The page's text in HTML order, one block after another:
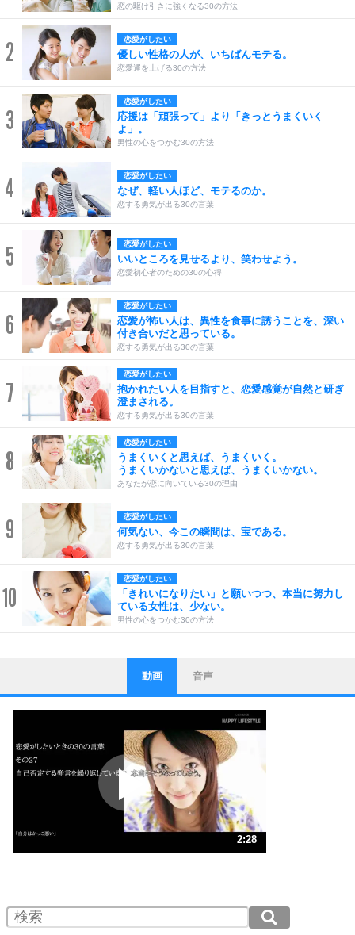
恋の駆け引きに強くなる30の方法
2 恋愛がしたい
優しい性格の人が、いちばんモテる。
恋愛運を上げる30の方法
3
恋愛がしたい
応援は「頑張って」より「きっとうまくいく
よ」。
男性の心をつかむ30の方法
4 恋愛がしたい
なぜ、軽い人ほど、モテるのか。
恋する勇気が出る30の言葉
5 恋愛がしたい
いいところを見せるより、笑わせよう。
恋愛初心者のための30の心得
6
恋愛がしたい
恋愛が怖い人は、異性を食事に誘うことを、深い
付き合いだと思っている。
恋する勇気が出る30の言葉
7
恋愛がしたい
抱かれたい人を目指すと、恋愛感覚が自然と研ぎ
澄まされる。
恋する勇気が出る30の言葉
8
恋愛がしたい
うまくいくと思えば、うまくいく。
うまくいかないと思えば、うまくいかない。
あなたが恋に向いている30の理由
9 恋愛がしたい
何気ない、今この瞬間は、宝である。
恋する勇気が出る30の言葉
10
恋愛がしたい
「きれいになりたい」と願いつつ、本当に努力し
ている女性は、少ない。
男性の心をつかむ30の方法
1
ストレス対策
他人と比べない。
いっそのこと、他人を見ない。
いらいらしない人になる30の方法
プラス思考
ポジティブになれない原因は、行動しないから。
ポジティブ思考になる30の方法
ストレス対策
人生、なんとかなるもの。
気楽に生きる30の方法
4 器の大きい人は、怒りを優しさで表現する。
動画 音声
2:28
2.0倍速 （290KB 1分14秒）